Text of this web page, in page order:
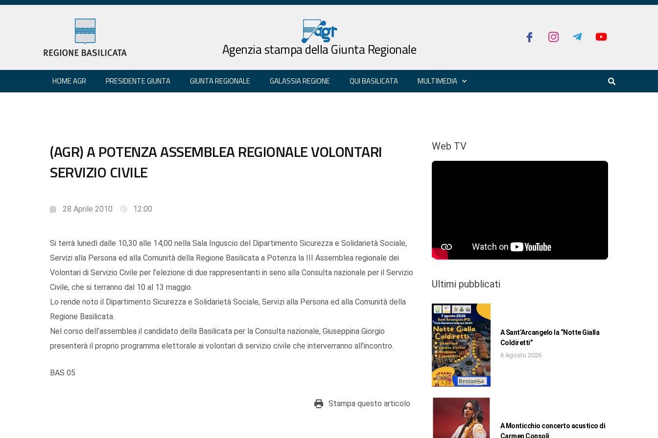
Agenzia stampa della Giunta Regionale
HOME AGR PRESIDENTE GIUNTA GIUNTA REGIONALE GALASSIA REGIONE QUI BASILICATA MULTIMEDIA
(AGR) A POTENZA ASSEMBLEA REGIONALE VOLONTARI
SERVIZIO CIVILE
28 Aprile 2010 12:00
Si terrà lunedì dalle 10,30 alle 14,00 nella Sala Inguscio del Dipartimento Sicurezza e Solidarietà Sociale,
Servizi alla Persona ed alla Comunità della Regione Basilicata a Potenza la III Assemblea regionale dei
Volontari di Servizio Civile per l’elezione di due rappresentanti in seno alla Consulta nazionale per il Servizio
Civile, che si terranno dal 10 al 13 maggio.
Lo rende noto il Dipartimento Sicurezza e Solidarietà Sociale, Servizi alla Persona ed alla Comunità della
Regione Basilicata.
Nel corso dell’assemblea il candidato della Basilicata per la Consulta nazionale, Giuseppina Giorgio
presenterà il proprio programma elettorale ai volontari di servizio civile che interverranno all’incontro.
BAS 05
Stampa questo articolo
Web TV
Ultimi pubblicati
A Sant’Arcangelo la “Notte Gialla
Coldiretti”
6 Agosto 2026
A Monticchio concerto acustico di
Carmen Consoli